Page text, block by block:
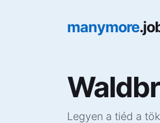
manymore
Legyen a tiéd a